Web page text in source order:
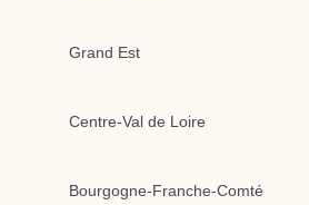
Grand Est
Centre-Val de Loire
Bourgogne-Franche-Comté